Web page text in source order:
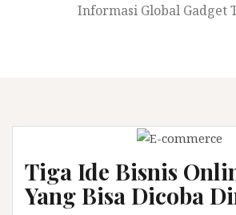
Informasi Global Gadget
Tiga Ide Bisnis
Yang Bisa Dicoba